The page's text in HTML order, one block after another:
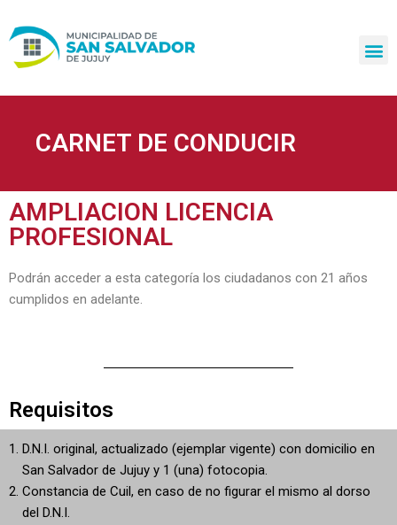
al
CARNET DE CONDUCIR
AMPLIACION LICENCIA
PROFESIONAL
Podrán acceder a esta categoría los ciudadanos con 21 años
cumplidos en adelante.
Requisitos
D.N.I. original, actualizado (ejemplar vigente) con domicilio en
San Salvador de Jujuy y 1 (una) fotocopia.
Constancia de Cuil, en caso de no figurar el mismo al dorso
del D.N.I.